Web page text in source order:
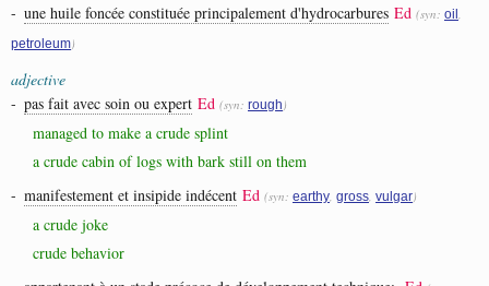
- une huile foncée constituée principalement d'hydrocarbures Ed (syn: oil
petroleum)
adjective
- pas fait avec soin ou expert Ed (syn: rough )
managed to make a crude splint
a crude cabin of logs with bark still on them
- manifestement et insipide indécent Ed (syn: earthy gross vulgar)
a crude joke
crude behavior